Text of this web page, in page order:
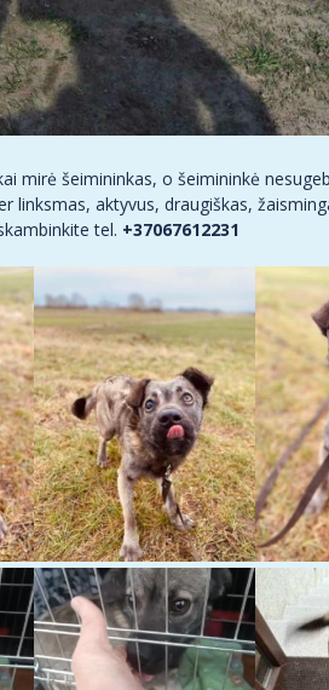
mirė šeimininkas, o šeimininkė
linksmas, aktyvus, draugiškas,
tel. +37067612231